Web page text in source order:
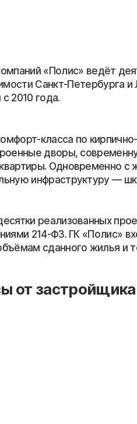
«Полис» ведёт
Санкт-Петербурга и
2010 года.
класса по
дворы,
Одновременно с
инфраструктуру —
реализованных
214-ФЗ. ГК «Полис»
сданного жилья и
от застройщика